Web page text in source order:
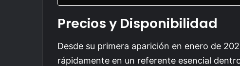
Precios y Disponibilidad
Desde su primera aparición en enero de
rápidamente en un referente esencial